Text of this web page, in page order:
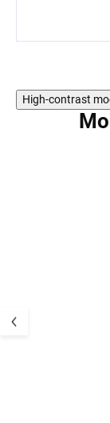
High-contrast